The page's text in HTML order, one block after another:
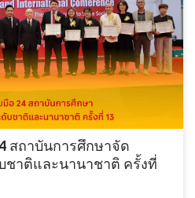
สถาบันการศึกษาจัด
ชาติและนานาชาติ ครั้งที่